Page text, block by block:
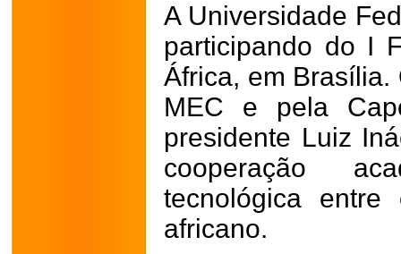
A Universidade
participando do I
África, em
MEC e pela
presidente Luiz
cooperação
tecnológica
africano.